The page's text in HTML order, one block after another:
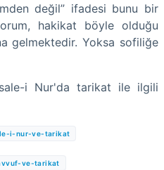
değil” ifadesi bunu bir
hakikat böyle olduğu
gelmektedir. Yoksa sofiliğe
i Nur'da tarikat ile ilgili
i-nur-ve-tarikat
ve-tarikat